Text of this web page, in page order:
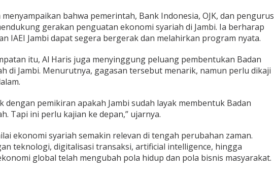
bahwa pemerintah, Bank Indonesia, OJK, dan pengurus
gerakan penguatan ekonomi syariah di Jambi. Ia berharap
IAEI Jambi dapat segera bergerak dan melahirkan program nyata.
itu, Al Haris juga menyinggung peluang pembentukan Badan
di Jambi. Menurutnya, gagasan tersebut menarik, namun perlu dikaji
dengan pemikiran apakah Jambi sudah layak membentuk Badan
Tapi ini perlu kajian ke depan,” ujarnya.
ekonomi syariah semakin relevan di tengah perubahan zaman.
teknologi, digitalisasi transaksi, artificial intelligence, hingga
global telah mengubah pola hidup dan pola bisnis masyarakat.